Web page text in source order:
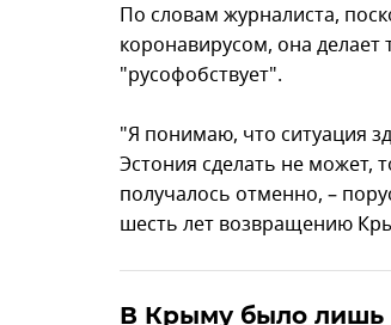
По словам журналиста,
коронавирусом, она делает
"русофобствует".
"Я понимаю, что ситуация
Эстония сделать не может,
получалось отменно, –
шесть лет возвращению
В Крыму было лишь